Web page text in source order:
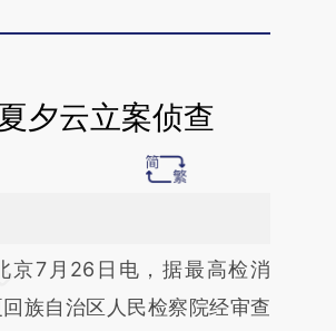
夕云立案侦查
头增加这段话：本文由第三方
财新文章
7月26日电，据最高检消
族自治区人民检察院经审查